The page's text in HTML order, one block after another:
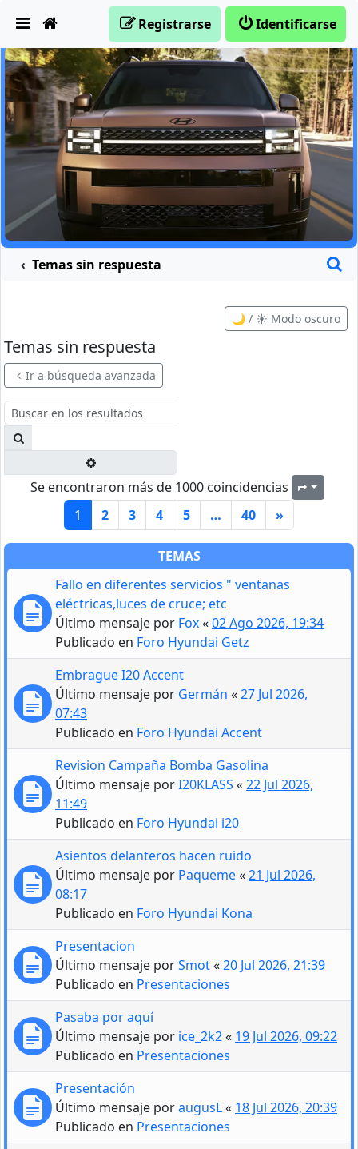
Identificarse
Registrarse
Temas sin respuesta
🌙 / ☀️ Modo oscuro
Temas sin respuesta
Ir a búsqueda avanzada
Se encontraron más de 1000 coincidencias Página
1 2 3 4 5 … 40 »
TEMAS
Fallo en diferentes servicios " ventanas
eléctricas,luces de cruce; etc
Último mensaje por Fox«02 Ago 2026, 19:34
Publicado en Foro Hyundai Getz
Embrague I20 Accent
Último mensaje por Germán «27 Jul 2026,
07:43
Publicado en Foro Hyundai Accent
Revision Campaña Bomba Gasolina
Último mensaje porI20KLASS «22 Jul 2026,
11:49
Publicado en Foro Hyundai i20
Asientos delanteros hacen ruido
Último mensaje por Paqueme«21 Jul 2026,
08:17
Publicado en Foro Hyundai Kona
Presentacion
Último mensaje porSmot«20 Jul 2026, 21:39
Publicado en Presentaciones
Pasaba por aquí
Último mensaje por ice_2k2« 19 Jul 2026, 09:22
Publicado en Presentaciones
Presentación
Último mensaje poraugusL« 18 Jul 2026, 20:39
Publicado en Presentaciones